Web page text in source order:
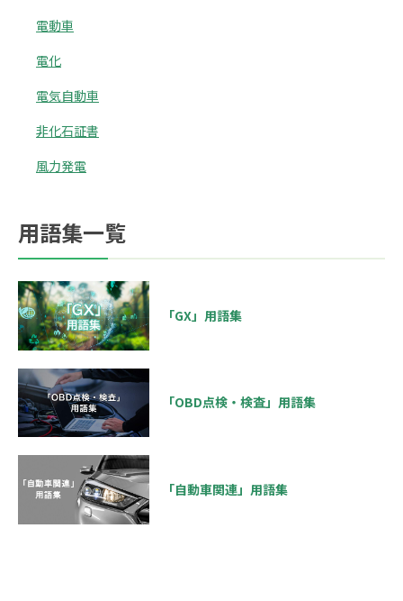
電動車
電化
電気自動車
非化石証書
風力発電
用語集一覧
「GX」用語集
「OBD点検・検査」用語集
「自動車関連」用語集